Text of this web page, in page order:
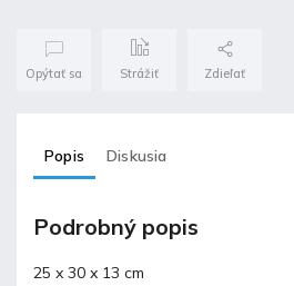
Opýtať sa Strážiť Zdieľať
Popis Diskusia
Podrobný popis
25 x 30 x 13 cm